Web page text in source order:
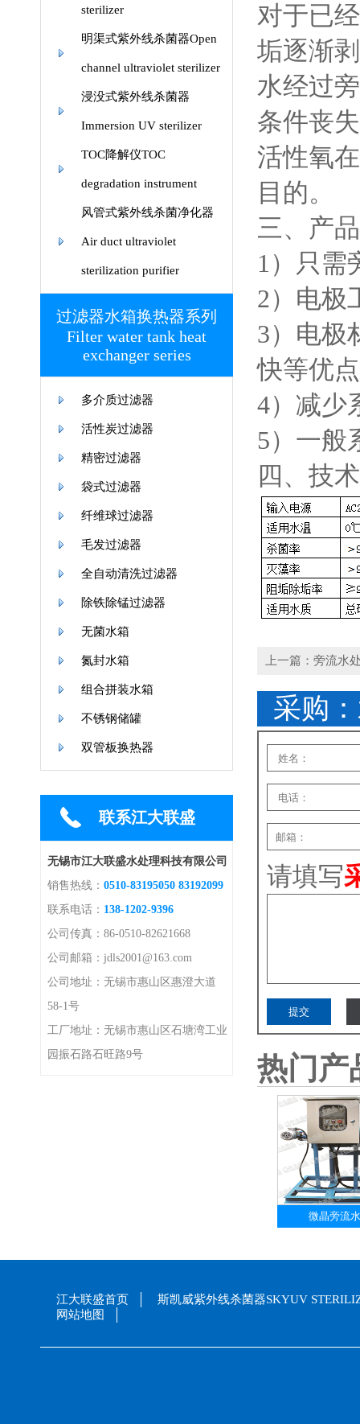
sterilizer
明渠式紫外线杀菌器Open
channel ultraviolet sterilizer
浸没式紫外线杀菌器
Immersion UV sterilizer
TOC降解仪TOC
degradation instrument
风管式紫外线杀菌净化器
Air duct ultraviolet
sterilization purifier
过滤器水箱换热器系列
Filter water tank heat
exchanger series
多介质过滤器
活性炭过滤器
精密过滤器
袋式过滤器
纤维球过滤器
毛发过滤器
全自动清洗过滤器
除铁除锰过滤器
无菌水箱
氮封水箱
组合拼装水箱
不锈钢储罐
双管板换热器
联系江大联盛
无锡市江大联盛水处理科技有限公司
销售热线： 0510-83195050 83192099
联系电话： 138-1202-9396
公司传真：86-0510-82621668
公司邮箱：jdls2001@163.com
公司地址：无锡市惠山区惠澄大道
58-1号
工厂地址：无锡市惠山区石塘湾工业
园振石路石旺路9号
对于已
垢逐渐
水经过
条件丧
活性氧
目的。
三、产
1）只需
2）电极
3）电极
快等优
4）减少
5）一般
四、技
上一篇：旁流水
采购
请填写
热门产
微晶旁流
江大联盛首页
斯凯威紫外线杀菌器SKYUV
网站地图